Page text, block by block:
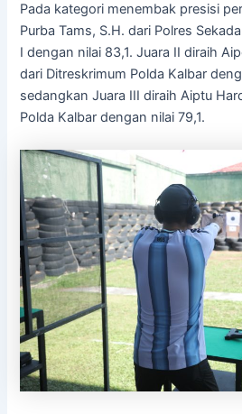
Pada kategori menembak presisi
Purba Tams, S.H. dari Polres
I dengan nilai 83,1. Juara II diraih
dari Ditreskrimum Polda Kalbar
sedangkan Juara III diraih Aiptu
Polda Kalbar dengan nilai 79,1.